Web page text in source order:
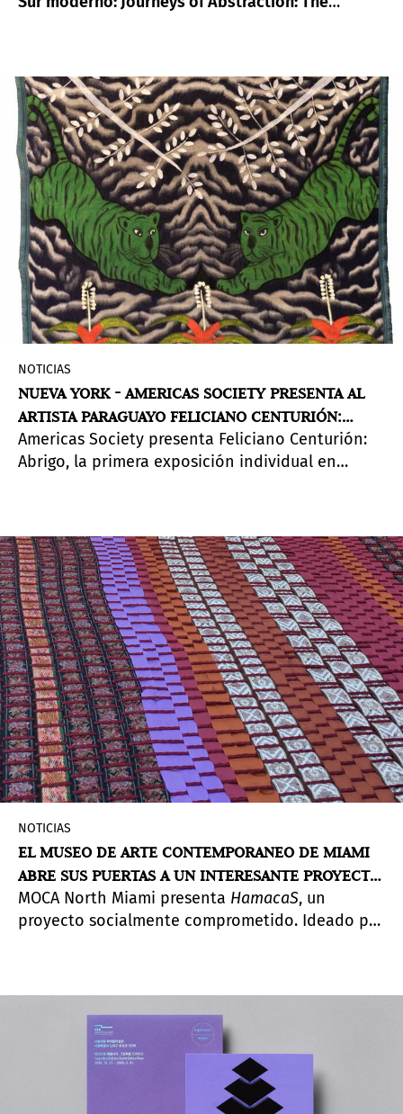
Colección Patricia Phelps de Cisneros.
NOTICIAS
NUEVA YORK - AMERICAS SOCIETY PRESENTA AL
ARTISTA PARAGUAYO FELICIANO CENTURIÓN:
ABRIGO
Americas Society presenta Feliciano Centurión:
Abrigo, la primera exposición individual en
NOTICIAS
EL MUSEO DE ARTE CONTEMPORANEO DE MIAMI
ABRE SUS PUERTAS A UN INTERESANTE PROYECTO
DE LIENE BOSQUÊ
MOCA North Miami presenta HamacaS, un
proyecto socialmente comprometido. Ideado por